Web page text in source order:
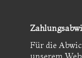
Für die